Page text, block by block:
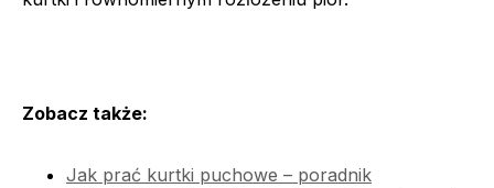
Zobacz także:
Jak prać kurtki puchowe – poradnik